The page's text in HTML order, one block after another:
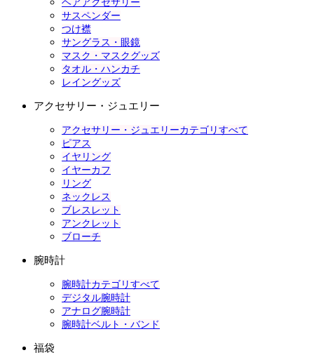
ヘアアクセサリー
サスペンダー
つけ襟
サングラス・眼鏡
マスク・マスクグッズ
タオル・ハンカチ
レイングッズ
アクセサリー・ジュエリー
アクセサリー・ジュエリーカテゴリすべて
ピアス
イヤリング
イヤーカフ
リング
ネックレス
ブレスレット
アンクレット
ブローチ
腕時計
腕時計カテゴリすべて
デジタル腕時計
アナログ腕時計
腕時計ベルト・バンド
福袋